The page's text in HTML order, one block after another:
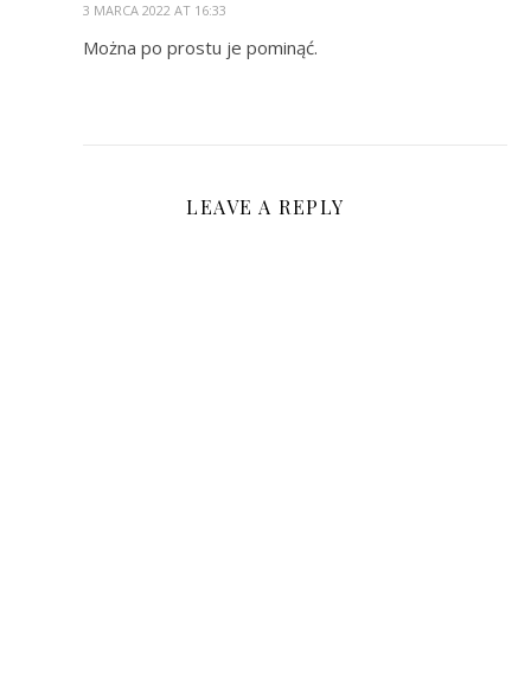
3 MARCA 2022 AT 16:33
Można po prostu je pominąć.
LEAVE A REPLY